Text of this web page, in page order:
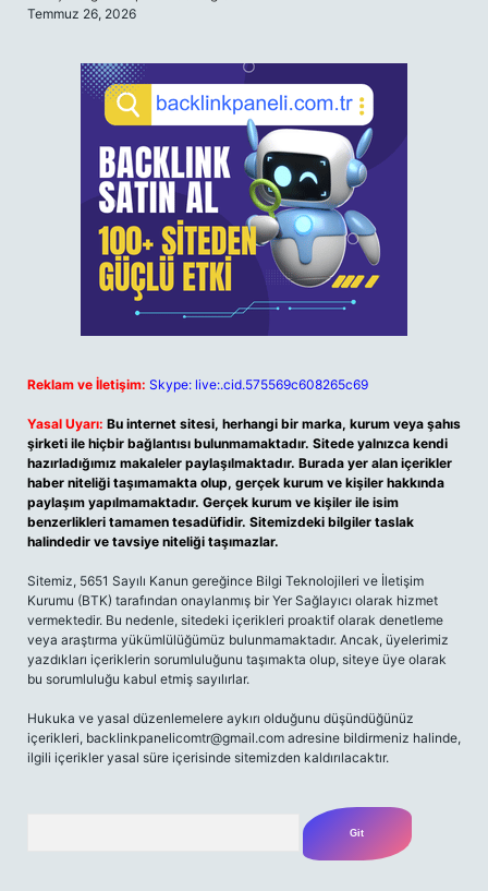
Temmuz 26, 2026
Reklam ve İletişim: Skype: live:.cid.575569c608265c69
Yasal Uyarı: Bu internet sitesi, herhangi bir marka, kurum veya şahıs
şirketi ile hiçbir bağlantısı bulunmamaktadır. Sitede yalnızca kendi
hazırladığımız makaleler paylaşılmaktadır. Burada yer alan içerikler
haber niteliği taşımamakta olup, gerçek kurum ve kişiler hakkında
paylaşım yapılmamaktadır. Gerçek kurum ve kişiler ile isim
benzerlikleri tamamen tesadüfidir. Sitemizdeki bilgiler taslak
halindedir ve tavsiye niteliği taşımazlar.
Sitemiz, 5651 Sayılı Kanun gereğince Bilgi Teknolojileri ve İletişim
Kurumu (BTK) tarafından onaylanmış bir Yer Sağlayıcı olarak hizmet
vermektedir. Bu nedenle, sitedeki içerikleri proaktif olarak denetleme
veya araştırma yükümlülüğümüz bulunmamaktadır. Ancak, üyelerimiz
yazdıkları içeriklerin sorumluluğunu taşımakta olup, siteye üye olarak
bu sorumluluğu kabul etmiş sayılırlar.
Hukuka ve yasal düzenlemelere aykırı olduğunu düşündüğünüz
içerikleri, backlinkpanelicomtr@gmail.com adresine bildirmeniz halinde,
ilgili içerikler yasal süre içerisinde sitemizden kaldırılacaktır.